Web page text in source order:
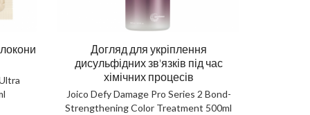
Догляд для укріплення
дисульфідних зв'язків під час
хімічних процесів
Joico Defy Damage Pro Series 2 Bond-
Strengthening Color Treatment 500ml